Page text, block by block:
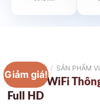
Giảm giá!
TRANG CHỦ / SẢN PHẨM
Camera WiFi
Full HD